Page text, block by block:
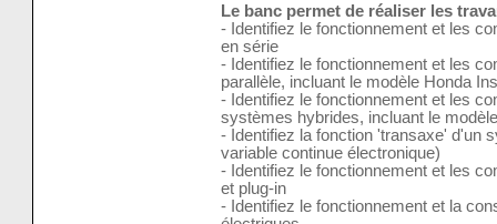
Le banc permet de réaliser les
- Identifiez le fonctionnement et les
en série
- Identifiez le fonctionnement et les
parallèle, incluant le modèle Honda
- Identifiez le fonctionnement et les
systèmes hybrides, incluant le
- Identifiez la fonction 'transaxe' d'un
variable continue électronique)
- Identifiez le fonctionnement et les
et plug-in
- Identifiez le fonctionnement et la